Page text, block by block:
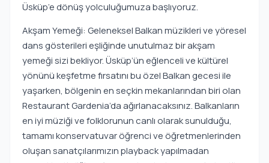
Üsküp’e dönüş yolculuğumuza başlıyoruz.
Akşam Yemeği: Geleneksel Balkan müzikleri ve yöresel
dans gösterileri eşliğinde unutulmaz bir akşam
yemeği sizi bekliyor. Üsküp’ün eğlenceli ve kültürel
yönünü keşfetme fırsatını bu özel Balkan gecesi ile
yaşarken, bölgenin en seçkin mekanlarından biri olan
Restaurant Gardenia’da ağırlanacaksınız. Balkanların
en iyi müziği ve folklorunun canlı olarak sunulduğu,
tamamı konservatuvar öğrenci ve öğretmenlerinden
oluşan sanatçılarımızın playback yapılmadan